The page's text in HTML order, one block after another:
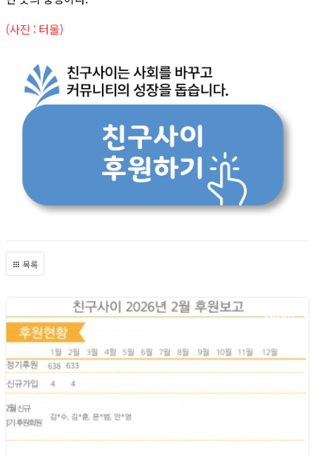
(사진 : 터울)
목록
2026년